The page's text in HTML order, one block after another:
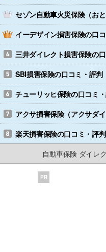
セゾン自動車火災保険（お
イーデザイン損害保険の口
三井ダイレクト損害保険の
SBI損害保険の口コミ・評判
チューリッヒ保険の口コミ
アクサ損害保険（アクサダイ
楽天損害保険の口コミ・評判
自動車保険 ダイレ
PR